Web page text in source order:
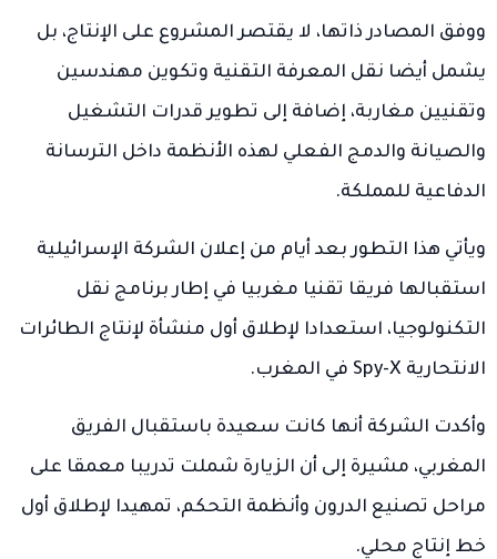
ووفق المصادر ذاتها، لا يقتصر المشروع على الإنتاج، بل
يشمل أيضا نقل المعرفة التقنية وتكوين مهندسين
وتقنيين مغاربة، إضافة إلى تطوير قدرات التشغيل
والصيانة والدمج الفعلي لهذه الأنظمة داخل الترسانة
الدفاعية للمملكة.
ويأتي هذا التطور بعد أيام من إعلان الشركة الإسرائيلية
استقبالها فريقا تقنيا مغربيا في إطار برنامج نقل
التكنولوجيا، استعدادا لإطلاق أول منشأة لإنتاج الطائرات
الانتحارية Spy-X في المغرب.
وأكدت الشركة أنها كانت سعيدة باستقبال الفريق
المغربي، مشيرة إلى أن الزيارة شملت تدريبا معمقا على
مراحل تصنيع الدرون وأنظمة التحكم، تمهيدا لإطلاق أول
خط إنتاج محلي.